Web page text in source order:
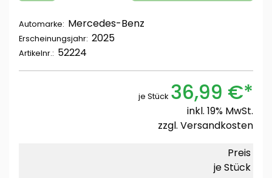
Automarke: Mercedes-Benz
Erscheinungsjahr: 2025
Artikelnr.: 52224
je Stück 36,99 €*
inkl. 19% MwSt.
zzgl. Versandkosten
Preis
je Stück